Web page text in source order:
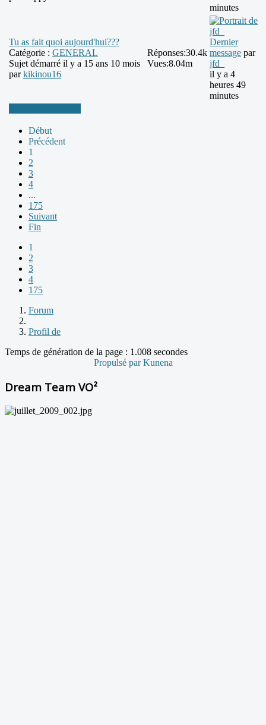
minutes
Tu as fait quoi aujourd'hui???
Catégorie : GENERAL
Sujet démarré il y a 15 ans 10 mois
parkikinou16
Réponses:30.4k
Vues:8.04m
Dernier
message par
jfd_
il y a 4
heures 49
minutes
Début
Précédent
1
2
3
4
...
175
Suivant
Fin
1
2
3
4
175
Forum
Profil de
Temps de génération de la page : 1.008 secondes
Propulsé parKunena
Dream Team VO²